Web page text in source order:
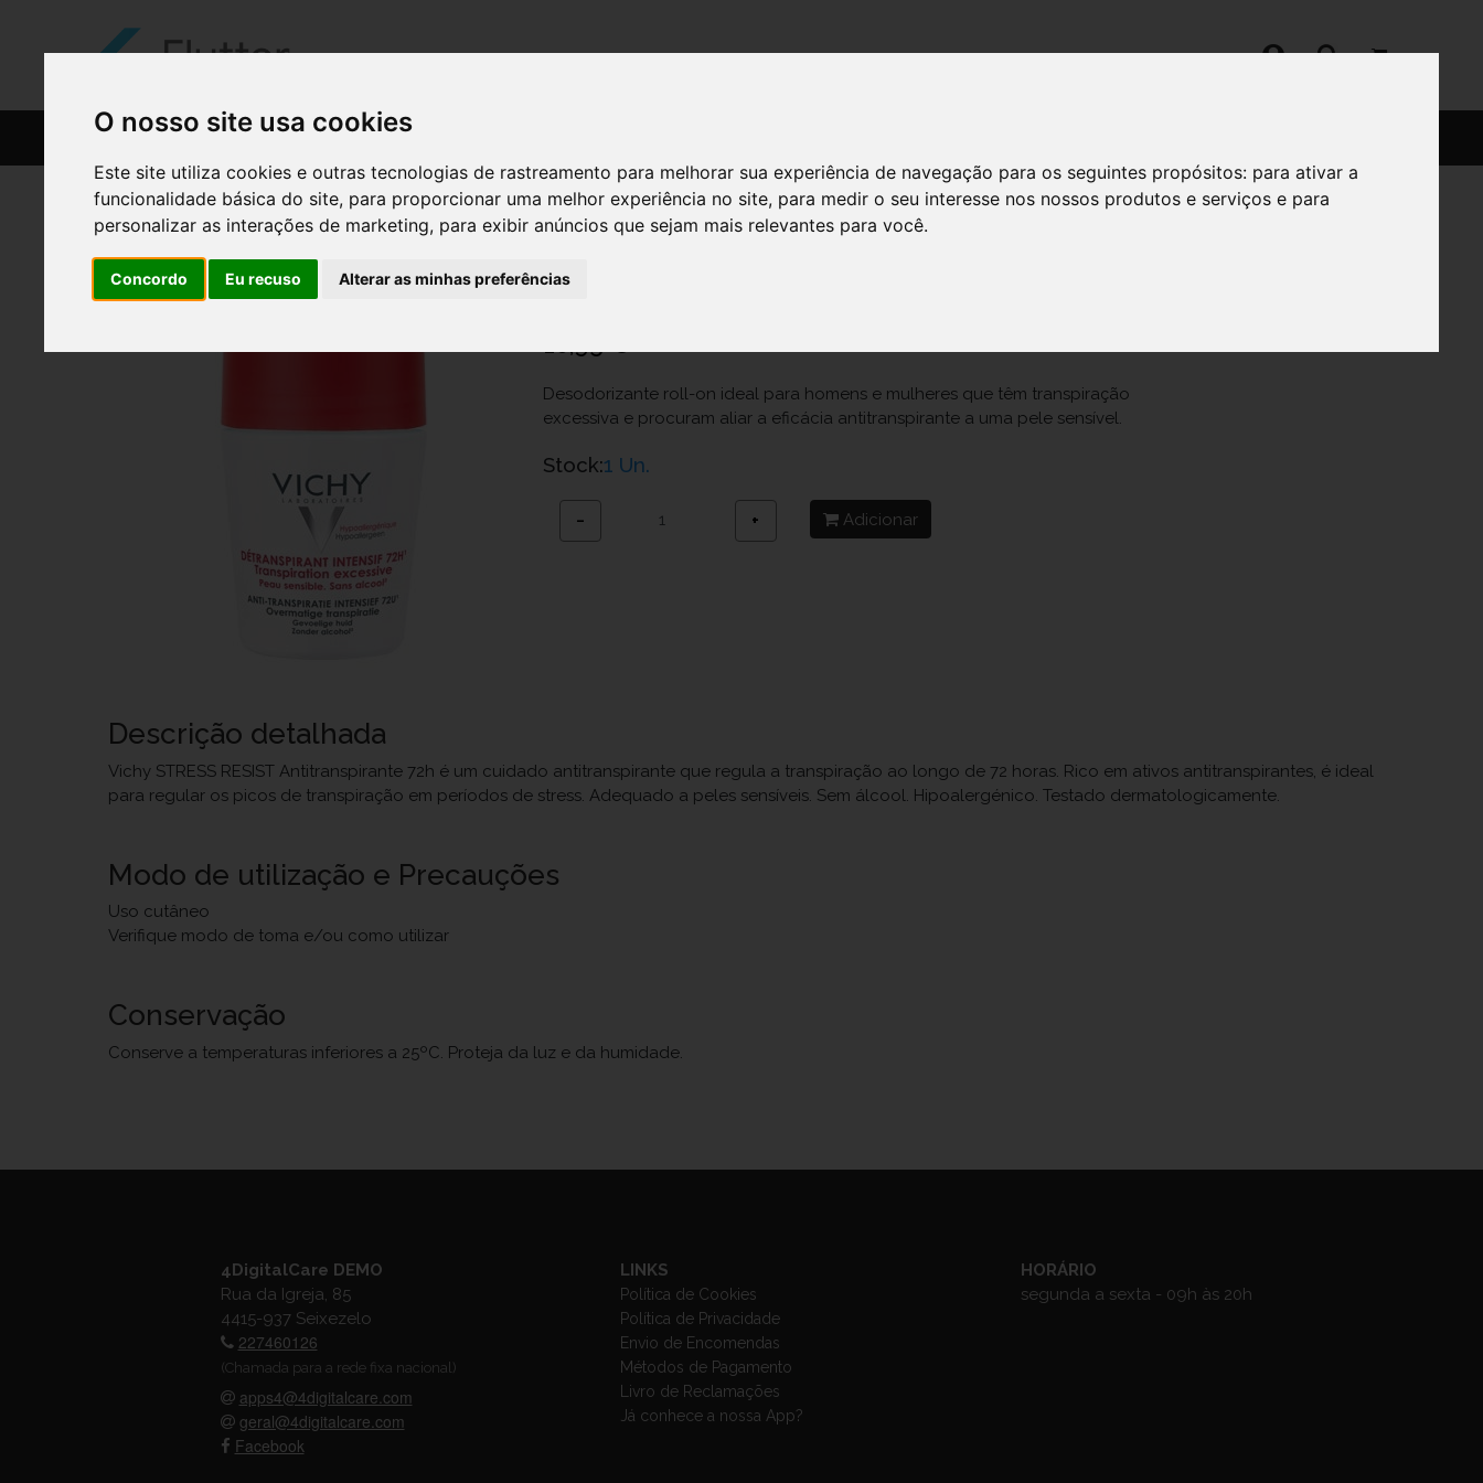
O nosso site usa cookies
Este site utiliza cookies e outras tecnologias de rastreamento para melhorar sua experiência de navegação para os seguintes propósitos: para ativar a
funcionalidade básica do site, para proporcionar uma melhor experiência no site, para medir o seu interesse nos nossos produtos e serviços e para
personalizar as interações de marketing, para exibir anúncios que sejam mais relevantes para você.
Concordo Eu recuso Alterar as minhas preferências
RECEITAS CATÁLOGO
VICHY DEO DEO STRESS RESIST/72H 50ML
Desodorizante roll-on ideal para homens e mulheres que têm transpiração
excessiva e procuram aliar a eficácia antitranspirante a uma pele sensível.
Stock:1 Un.
− + Adicionar
Descrição detalhada
Vichy STRESS RESIST Antitranspirante 72h é um cuidado antitranspirante que regula a transpiração ao longo de 72 horas. Rico em ativos antitranspirantes, é ideal
para regular os picos de transpiração em períodos de stress. Adequado a peles sensíveis. Sem álcool. Hipoalergénico. Testado dermatologicamente.
Modo de utilização e Precauções
Uso cutâneo
Verifique modo de toma e/ou como utilizar
Conservação
Conserve a temperaturas inferiores a 25ºC. Proteja da luz e da humidade.
4DigitalCare DEMO
Rua da Igreja, 85
4415-937 Seixezelo
227460126
(Chamada para a rede fixa nacional)
apps4@4digitalcare.com
geral@4digitalcare.com
Facebook
LINKS
Política de Cookies
Política de Privacidade
Envio de Encomendas
Métodos de Pagamento
Livro de Reclamações
Já conhece a nossa App?
HORÁRIO
segunda a sexta - 09h às 20h